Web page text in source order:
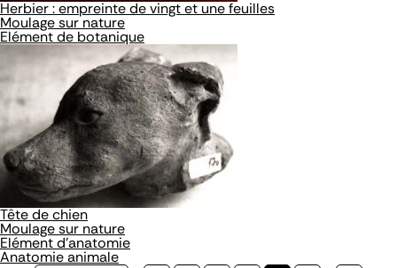
Herbier : empreinte de vingt et une feuilles
Moulage sur nature
Elément de botanique
Tête de chien
Moulage sur nature
Elément d'anatomie
Anatomie animale